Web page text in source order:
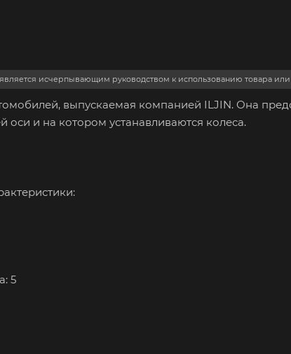
исчерпывающим руководством к использованию товара или
выпускаемая компанией ILJIN. Она
оси и на котором устанавливаются колеса.
5